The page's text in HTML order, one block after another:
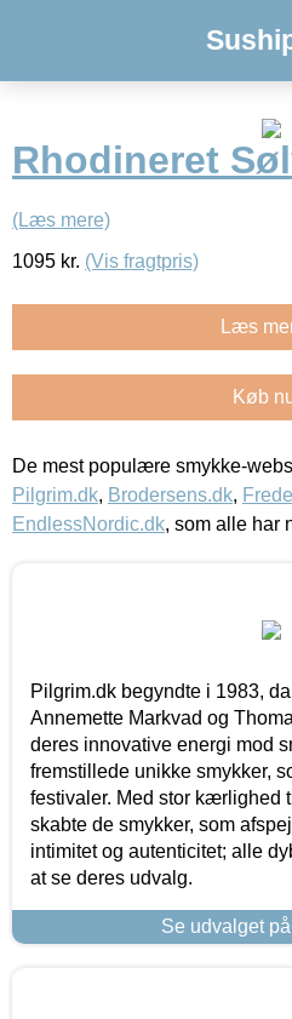
Rhodineret
(Læs mere)
1095 kr. (Vis fragtpris)
Læs
Køb
De mest populære smykke-
Pilgrim.dk, Brodersens.dk,
EndlessNordic.dk, som alle har
Pilgrim.dk begyndte i 1983,
Annemette Markvad og
deres innovative energi mod
fremstillede unikke smykker,
festivaler. Med stor kærlighed
skabte de smykker, som
intimitet og autenticitet; alle
at se deres udvalg.
Se udvalget